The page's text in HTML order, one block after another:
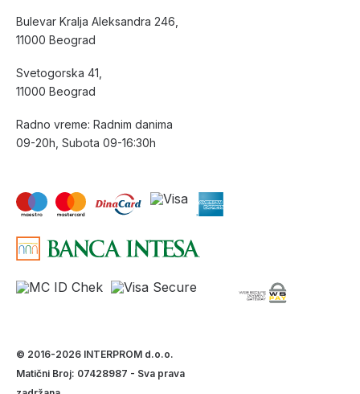
Bulevar Kralja Aleksandra 246,
11000 Beograd
Svetogorska 41,
11000 Beograd
Radno vreme: Radnim danima
09-20h, Subota 09-16:30h
© 2016-2026 INTERPROM d.o.o.
Matični Broj: 07428987 - Sva prava